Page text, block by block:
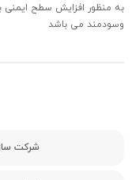
به منظور افزایش سطح ایمنی
وسودمند می باشد
شرکت